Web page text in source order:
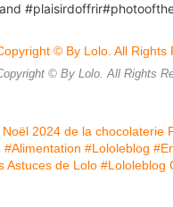
#plaisirdoffrir
© By Lolo. All Rights
2024 de la chocolaterie
#Alimentation #Lololeblog
Astuces de Lolo #Lololeblog